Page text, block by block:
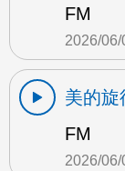
FM
2026/06/
美的旋
FM
2026/06/